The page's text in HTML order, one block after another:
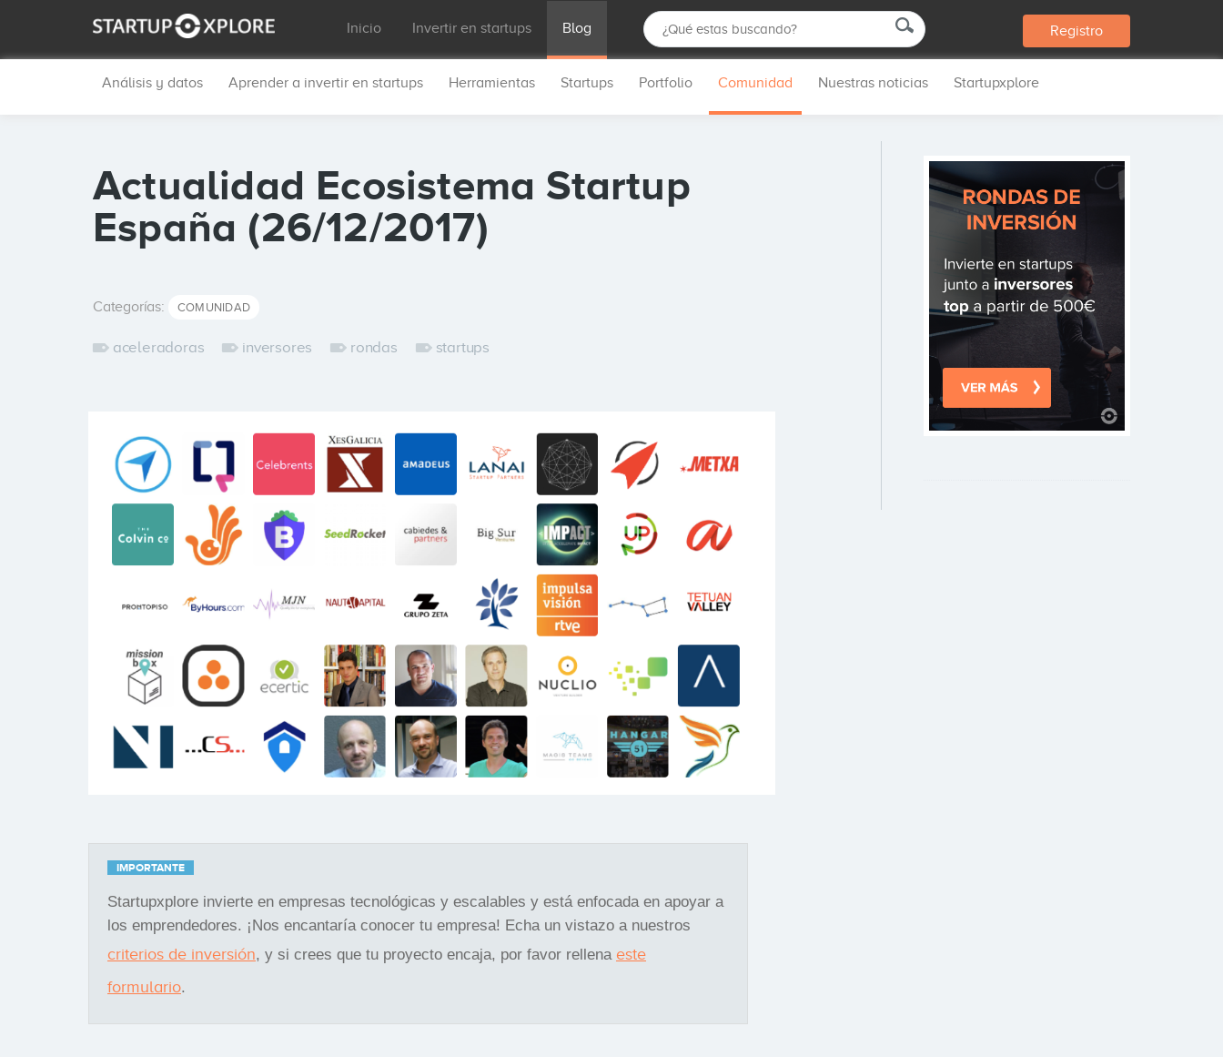
Inicio Invertir en startups Blog Registro
Análisis y datos Aprender a invertir en startups Herramientas Startups Portfolio Comunidad Nuestras noticias Startupxplore
Actualidad Ecosistema Startup
España (26/12/2017)
Categorías: COMUNIDAD
aceleradoras inversores rondas startups
IMPORTANTE
Startupxplore invierte en empresas tecnológicas y escalables y está enfocada en apoyar a
los emprendedores. ¡Nos encantaría conocer tu empresa! Echa un vistazo a nuestros
criterios de inversión, y si crees que tu proyecto encaja, por favor rellena este
formulario.